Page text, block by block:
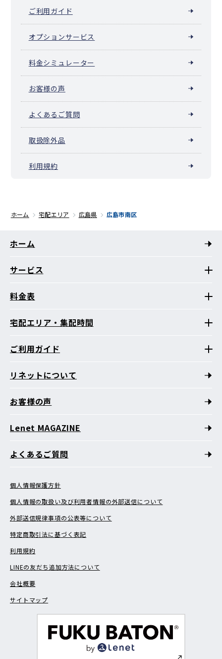
ご利用ガイド
オプションサービス
料金シミュレーター
お客様の声
よくあるご質問
取扱除外品
利用規約
ホーム 宅配エリア 広島県 広島市南区
ホーム
サービス
料金表
宅配エリア・集配時間
ご利用ガイド
リネットについて
お客様の声
Lenet MAGAZINE
よくあるご質問
個人情報保護方針
個人情報の取扱い及び利用者情報の外部送信について
外部送信規律事項の公表等について
特定商取引法に基づく表記
利用規約
LINEの友だち追加方法について
会社概要
サイトマップ